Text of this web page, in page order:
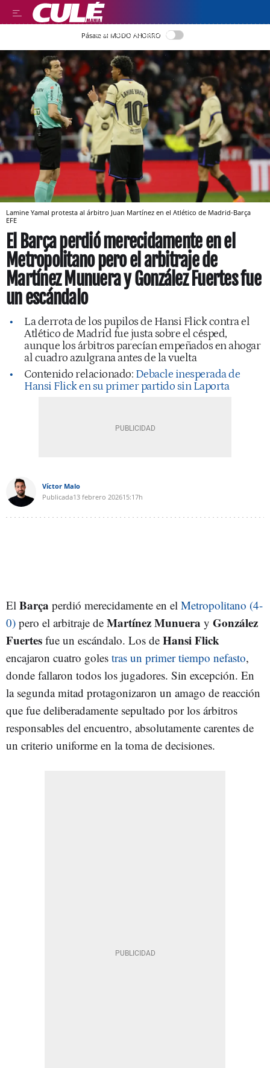
LEER EN CASTELLANO
Pásate al MODO AHORRO
Lamine Yamal protesta al árbitro Juan Martínez en el Atlético de Madrid-Barça
EFE
El Barça perdió merecidamente en el
Metropolitano pero el arbitraje de
Martínez Munuera y González Fuertes fue
un escándalo
La derrota de los pupilos de Hansi Flick contra el
Atlético de Madrid fue justa sobre el césped,
aunque los árbitros parecían empeñados en ahogar
al cuadro azulgrana antes de la vuelta
Contenido relacionado: Debacle inesperada de
Hansi Flick en su primer partido sin Laporta
Víctor Malo
Publicada13 febrero 202615:17h
El Barça perdió merecidamente en el Metropolitano (4-
0) pero el arbitraje de Martínez Munuera y González
Fuertes fue un escándalo. Los de Hansi Flick
encajaron cuatro goles tras un primer tiempo nefasto,
donde fallaron todos los jugadores. Sin excepción. En
la segunda mitad protagonizaron un amago de reacción
que fue deliberadamente sepultado por los árbitros
responsables del encuentro, absolutamente carentes de
un criterio uniforme en la toma de decisiones.